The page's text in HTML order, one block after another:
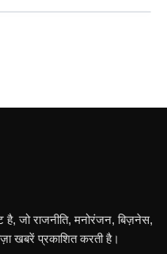
है, जो राजनीति, मनोरंजन, बिज़नेस,
खबरें प्रकाशित करती है।